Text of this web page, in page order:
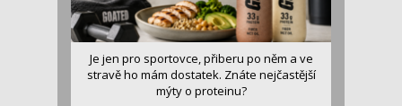
Je jen pro sportovce, přiberu po něm a ve
stravě ho mám dostatek. Znáte nejčastější
mýty o proteinu?